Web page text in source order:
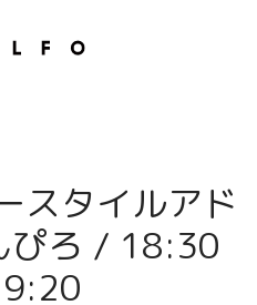
スタイルアド
ぴろ / 18:30